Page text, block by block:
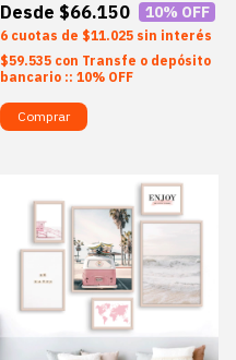
$66.150 10% OFF
6 $11.025 sin interés
$59.535 con Transfe o depósito
bancario :: 10% OFF
Comprar